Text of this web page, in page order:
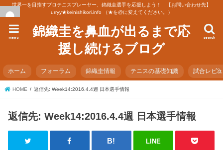
世界一を目指すプロテニスプレーヤー、錦織圭選手を応援しよう！ 【お問い合わせ先】
urryy★keinishikori.info （★を@に変えてください。）
錦織圭を鼻血が出るまで応
援し続けるブログ
search
menu
ホーム フォーラム 錦織圭情報 テニスの基礎知識 試合レビ
HOME 返信先: Week14:2016.4.4週 日本選手情報
返信先: Week14:2016.4.4週 日本選手情報
LINE